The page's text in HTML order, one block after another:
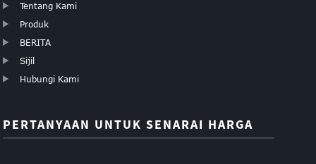
Tentang Kami
Produk
BERITA
Sijil
Hubungi Kami
PERTANYAAN UNTUK SENARAI HARGA